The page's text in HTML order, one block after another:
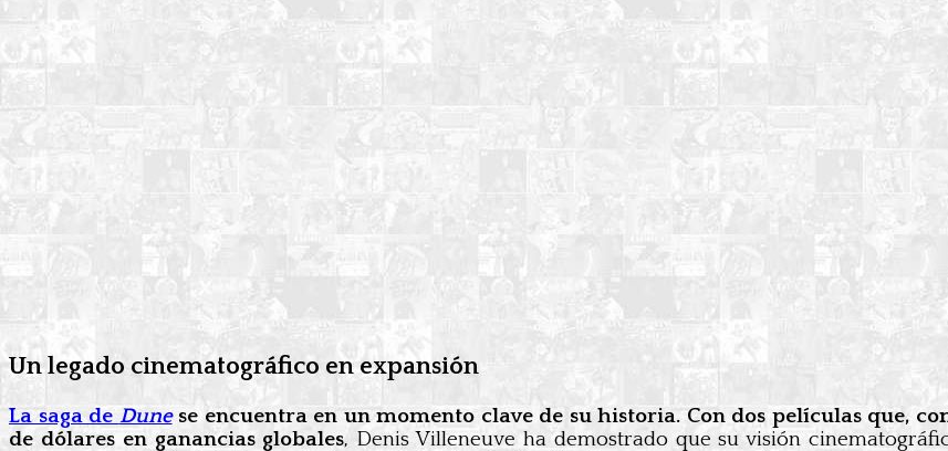
Un legado cinematográfico en expansión
La saga de Dunese encuentra en un momento clave de su historia. Con dos películas que,
de dólares en ganancias globales, Denis Villeneuve ha demostrado que su visión